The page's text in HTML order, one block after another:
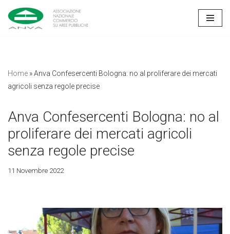
Vai
Home »Anva Confesercenti Bologna: no al proliferare dei mercati
agricoli senza regole precise
Anva Confesercenti Bologna: no al
proliferare dei mercati agricoli
senza regole precise
11 Novembre 2022